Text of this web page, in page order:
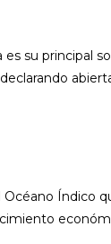
su principal
Océano Índico